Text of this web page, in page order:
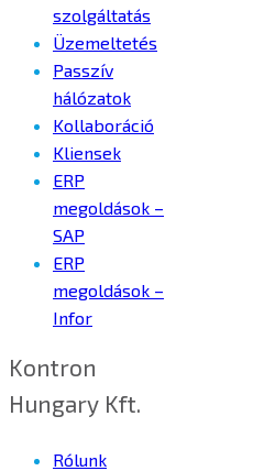
szolgáltatás
Üzemeltetés
Passzív
hálózatok
Kollaboráció
Kliensek
ERP
megoldások –
SAP
ERP
megoldások –
Infor
Kontron
Hungary Kft.
Rólunk